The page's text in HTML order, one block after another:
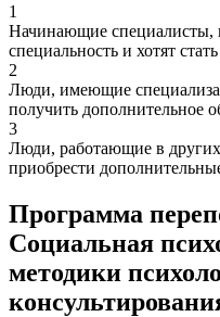
1
Начинающие специалисты,
специальность и хотят
2
Люди, имеющие
получить дополнительное
3
Люди, работающие в других
приобрести
Программа
Социальная
методики